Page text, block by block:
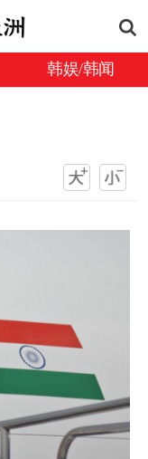
韩娱/韩闻